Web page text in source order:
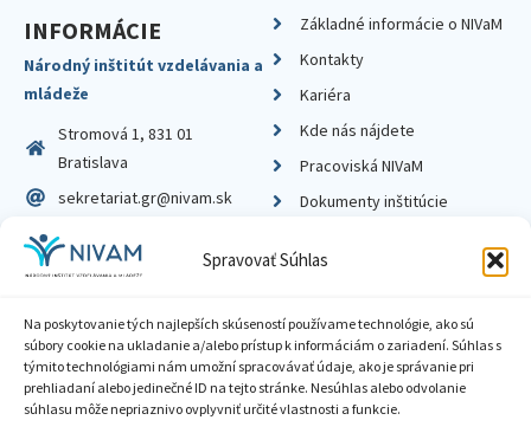
Spravovať Súhlas
Na poskytovanie tých najlepších skúseností používame technológie, ako sú
súbory cookie na ukladanie a/alebo prístup k informáciám o zariadení. Súhlas s
týmito technológiami nám umožní spracovávať údaje, ako je správanie pri
prehliadaní alebo jedinečné ID na tejto stránke. Nesúhlas alebo odvolanie
súhlasu môže nepriaznivo ovplyvniť určité vlastnosti a funkcie.
INFORMÁCIE
Národný inštitút vzdelávania a
mládeže
Stromová 1, 831 01
Bratislava
sekretariat.gr@nivam.sk
IČO: 00164348
DIČ: 2020798714
Základné informácie o NIVaM
Kontakty
Kariéra
Kde nás nájdete
Pracoviská NIVaM
Dokumenty inštitúcie
Zásady ochrany súkromia